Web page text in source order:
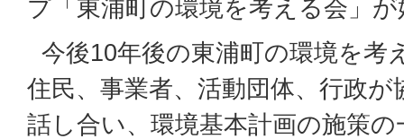
プ「東浦町の環境を考える会」
今後10年後の東浦町の環境を考
住民、事業者、活動団体、行政
話し合い、環境基本計画の施策